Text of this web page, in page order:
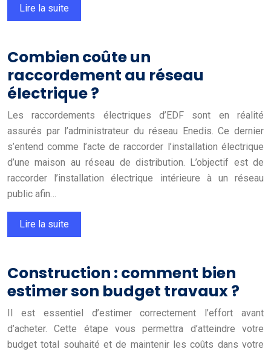
Lire la suite
Combien coûte un
raccordement au réseau
électrique ?
Les raccordements électriques d’EDF sont en réalité
assurés par l’administrateur du réseau Enedis. Ce dernier
s’entend comme l’acte de raccorder l’installation électrique
d’une maison au réseau de distribution. L’objectif est de
raccorder l’installation électrique intérieure à un réseau
public afin…
Lire la suite
Construction : comment bien
estimer son budget travaux ?
Il est essentiel d’estimer correctement l’effort avant
d’acheter. Cette étape vous permettra d’atteindre votre
budget total souhaité et de maintenir les coûts dans votre